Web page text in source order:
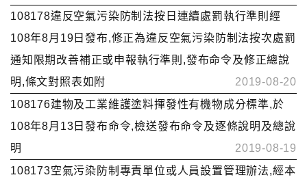
108178違反空氣污染防制法按日連續處罰執行準則經
108年8月19日發布,修正為違反空氣污染防制法按次處罰
通知限期改善補正或申報執行準則,發布命令及修正總說
明,條文對照表如附
2019-08-20
108176建物及工業維護塗料揮發性有機物成分標準,於
108年8月13日發布命令,檢送發布命令及逐條說明及總說
明
2019-08-19
108173空氣污染防制專責單位或人員設置管理辦法,經本